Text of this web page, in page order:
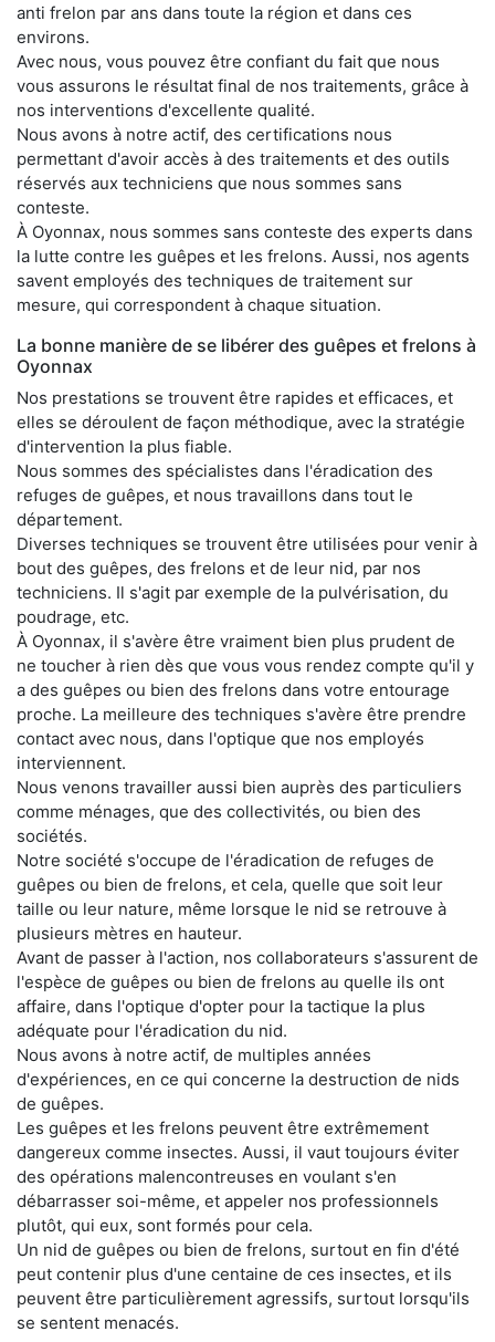
anti frelon par ans dans toute la région et dans ces
environs.
Avec nous, vous pouvez être confiant du fait que nous
vous assurons le résultat final de nos traitements, grâce à
nos interventions d'excellente qualité.
Nous avons à notre actif, des certifications nous
permettant d'avoir accès à des traitements et des outils
réservés aux techniciens que nous sommes sans
conteste.
À Oyonnax, nous sommes sans conteste des experts dans
la lutte contre les guêpes et les frelons. Aussi, nos agents
savent employés des techniques de traitement sur
mesure, qui correspondent à chaque situation.
La bonne manière de se libérer des guêpes et frelons à
Oyonnax
Nos prestations se trouvent être rapides et efficaces, et
elles se déroulent de façon méthodique, avec la stratégie
d'intervention la plus fiable.
Nous sommes des spécialistes dans l'éradication des
refuges de guêpes, et nous travaillons dans tout le
département.
Diverses techniques se trouvent être utilisées pour venir à
bout des guêpes, des frelons et de leur nid, par nos
techniciens. Il s'agit par exemple de la pulvérisation, du
poudrage, etc.
À Oyonnax, il s'avère être vraiment bien plus prudent de
ne toucher à rien dès que vous vous rendez compte qu'il y
a des guêpes ou bien des frelons dans votre entourage
proche. La meilleure des techniques s'avère être prendre
contact avec nous, dans l'optique que nos employés
interviennent.
Nous venons travailler aussi bien auprès des particuliers
comme ménages, que des collectivités, ou bien des
sociétés.
Notre société s'occupe de l'éradication de refuges de
guêpes ou bien de frelons, et cela, quelle que soit leur
taille ou leur nature, même lorsque le nid se retrouve à
plusieurs mètres en hauteur.
Avant de passer à l'action, nos collaborateurs s'assurent de
l'espèce de guêpes ou bien de frelons au quelle ils ont
affaire, dans l'optique d'opter pour la tactique la plus
adéquate pour l'éradication du nid.
Nous avons à notre actif, de multiples années
d'expériences, en ce qui concerne la destruction de nids
de guêpes.
Les guêpes et les frelons peuvent être extrêmement
dangereux comme insectes. Aussi, il vaut toujours éviter
des opérations malencontreuses en voulant s'en
débarrasser soi-même, et appeler nos professionnels
plutôt, qui eux, sont formés pour cela.
Un nid de guêpes ou bien de frelons, surtout en fin d'été
peut contenir plus d'une centaine de ces insectes, et ils
peuvent être particulièrement agressifs, surtout lorsqu'ils
se sentent menacés.